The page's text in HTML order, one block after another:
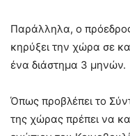
Παράλληλα, ο
κηρύξει την χώρα σε
ένα διάστημα 3 μηνών.
Όπως προβλέπει το
της χώρας πρέπει να